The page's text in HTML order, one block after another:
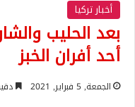
أخبار تركيا
بعد الحليب
أحد أفران الخبز
الجمعة, 5 فبراير, 2021